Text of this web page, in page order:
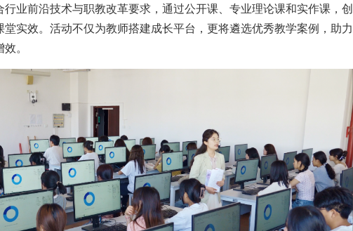
业前沿技术与职教改革要求，通过公开课、专业理论课和实作课，创
堂实效。活动不仅为教师搭建成长平台，更将遴选优秀教学案例，助力
。